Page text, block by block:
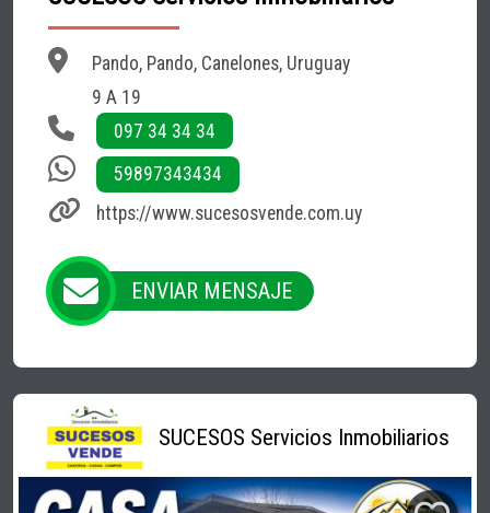
Pando, Pando, Canelones, Uruguay
9 A 19
097 34 34 34
59897343434
https://www.sucesosvende.com.uy
ENVIAR MENSAJE
SUCESOS Servicios Inmobiliarios